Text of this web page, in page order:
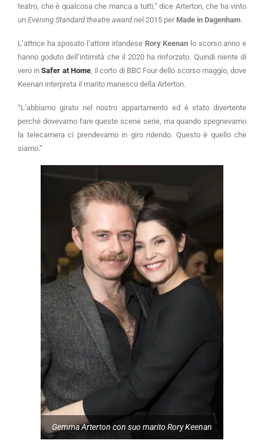
teatro, che è qualcosa che manca a tutti,” dice Arterton, che ha vinto
un Evening Standard theatre award nel 2015 per Made in Dagenham.
L’attrice ha sposato l’attore irlandese Rory Keenan lo scorso anno e
hanno goduto dell’intimità che il 2020 ha rinforzato. Quindi niente di
vero inSafer at Home, il corto di BBC Four dello scorso maggio, dove
Keenan interpreta il marito manesco della Arterton.
“L’abbiamo girato nel nostro appartamento ed è stato divertente
perché dovevamo fare queste scene serie, ma quando spegnevamo
la telecamera ci prendevamo in giro ridendo. Questo è quello che
siamo.”
Gemma Arterton con suo marito Rory Keenan